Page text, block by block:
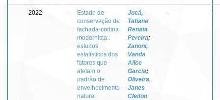
2022 -
Estado de
conservação de
fachada-cortina
modernista :
estudos
estatísticos dos
fatores que
afetam o
padrão de
envelhecimento
natural
Jucá,
Tatiana
Renata
Pereira;
Zanoni,
Vanda
Alice
Garcia;
Oliveira,
Janes
Cleiton
- -